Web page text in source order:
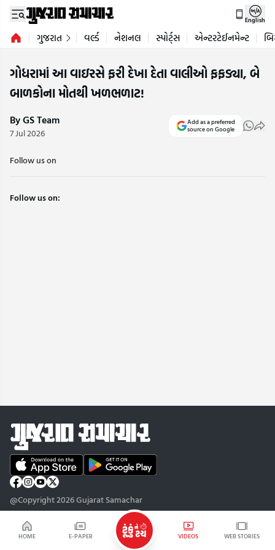
HOME E-PAPER VIDEOS WEB STORIES
English
ગુજરાત વર્લ્ડ નેશનલ સ્પોર્ટ્સ એન્ટરટેઈનમેન્ટ
ગોધરામાં આ વાઇરસે ફરી દેખા દેતા વાલીઓ ફફડ્યા, બે
બાળકોના મોતથી ખળભળાટ!
By GS Team
7 Jul 2026
Add as a preferred
source on Google
Follow us on
Follow us on:
@Copyright 2026 Gujarat Samachar